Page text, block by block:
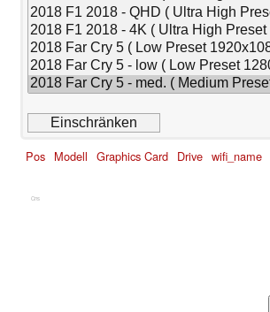
Pos Modell Graphics Card Drive wifi_name
Cns